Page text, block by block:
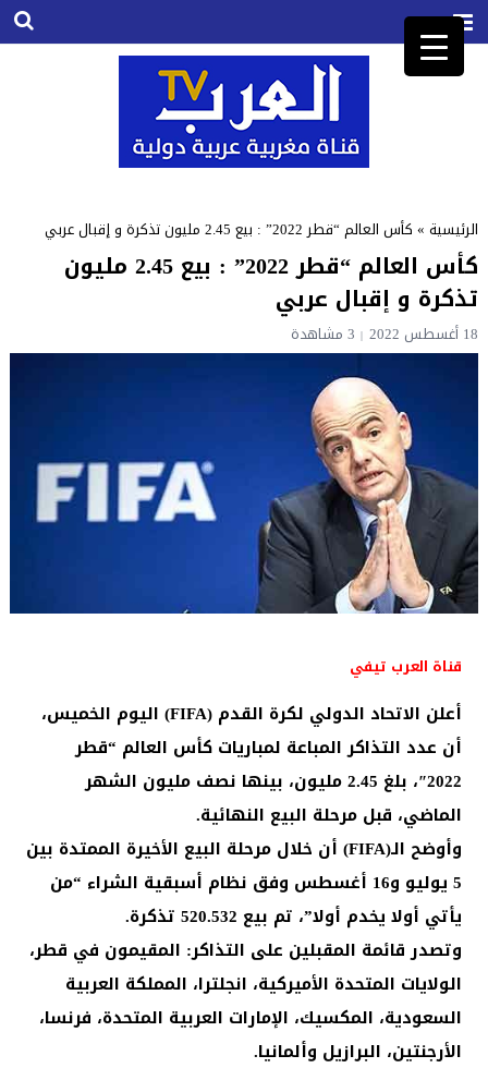
الرئيسية» كأس العالم “قطر 2022” : بيع 2.45 مليون تذكرة و إقبال عربي
كأس العالم “قطر 2022” : بيع 2.45 مليون
تذكرة و إقبال عربي
18 أغسطس 2022 3مشاهدة
قناة العرب تيفي
أعلن الاتحاد الدولي لكرة القدم (FIFA) اليوم الخميس،
أن عدد التذاكر المباعة لمباريات كأس العالم “قطر
2022″، بلغ 2.45 مليون، بينها نصف مليون الشهر
الماضي، قبل مرحلة البيع النهائية.
وأوضح الـ(FIFA) أن خلال مرحلة البيع الأخيرة الممتدة بين
5 يوليو و16 أغسطس وفق نظام أسبقية الشراء “من
يأتي أولا يخدم أولا”، تم بيع 520.532 تذكرة.
وتصدر قائمة المقبلين على التذاكر: المقيمون في قطر،
الولايات المتحدة الأميركية، انجلترا، المملكة العربية
السعودية، المكسيك، الإمارات العربية المتحدة، فرنسا،
الأرجنتين، البرازيل وألمانيا.